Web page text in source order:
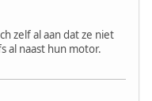
zelf al aan dat ze niet
al naast hun motor.